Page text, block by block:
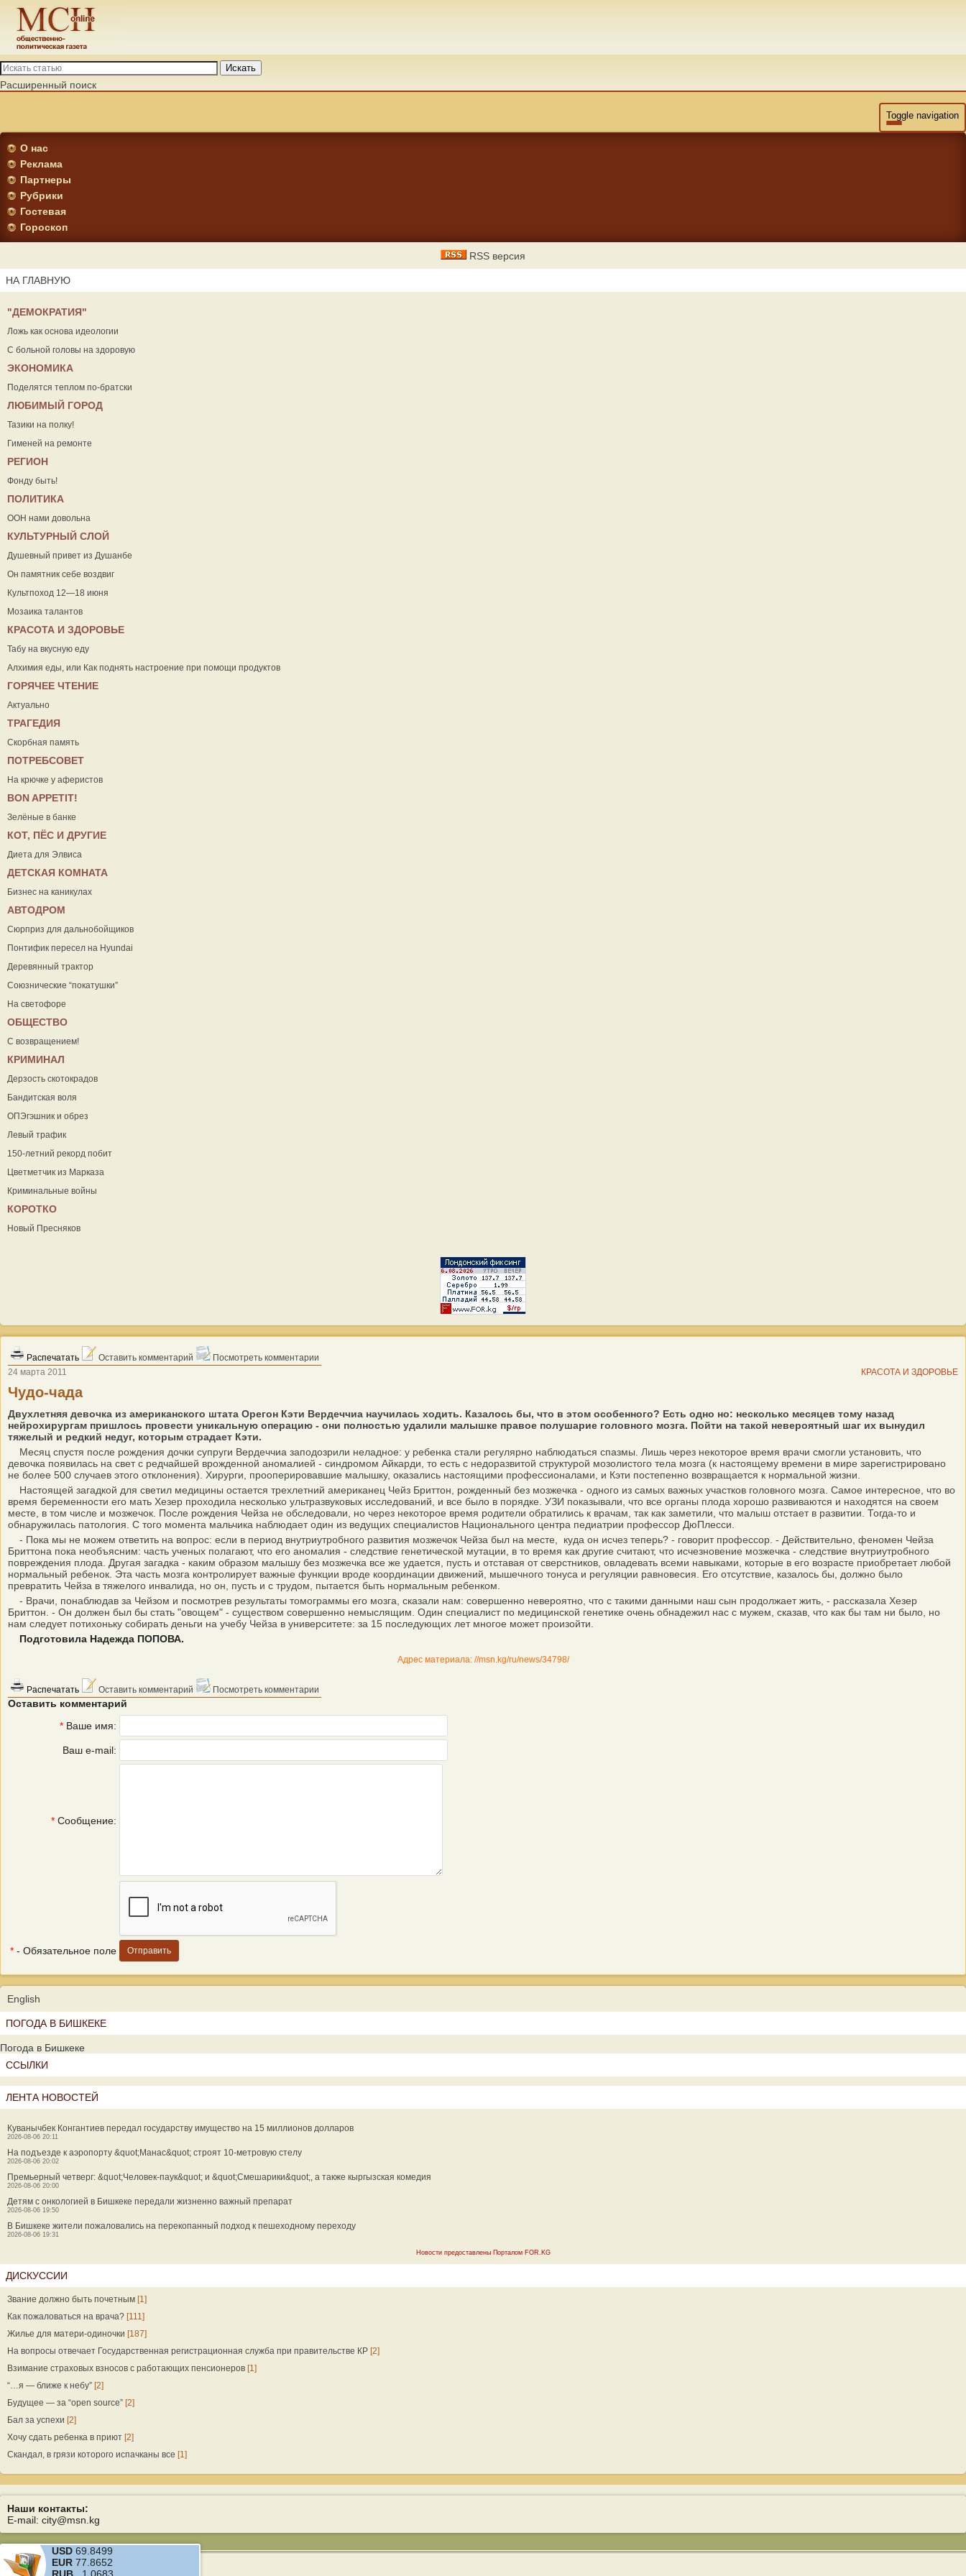
Искать
Расширенный поиск
Toggle navigation
О нас
Реклама
Партнеры
Рубрики
Гостевая
Гороскоп
RSS версия
НА ГЛАВНУЮ
"ДЕМОКРАТИЯ"
Ложь как основа идеологии
С больной головы на здоровую
ЭКОНОМИКА
Поделятся теплом по-братски
ЛЮБИМЫЙ ГОРОД
Тазики на полку!
Гименей на ремонте
РЕГИОН
Фонду быть!
ПОЛИТИКА
ООН нами довольна
КУЛЬТУРНЫЙ СЛОЙ
Душевный привет из Душанбе
Он памятник себе воздвиг
Культпоход 12—18 июня
Мозаика талантов
КРАСОТА И ЗДОРОВЬЕ
Табу на вкусную еду
Алхимия еды, или Как поднять настроение при помощи продуктов
ГОРЯЧЕЕ ЧТЕНИЕ
Актуально
ТРАГЕДИЯ
Скорбная память
ПОТРЕБСОВЕТ
На крючке у аферистов
ВON APPETIT!
Зелёные в банке
КОТ, ПЁС И ДРУГИЕ
Диета для Элвиса
ДЕТСКАЯ КОМНАТА
Бизнес на каникулах
АВТОДРОМ
Сюрприз для дальнобойщиков
Понтифик пересел на Hyundai
Деревянный трактор
Союзнические “покатушки”
На светофоре
ОБЩЕСТВО
С возвращением!
КРИМИНАЛ
Дерзость скотокрадов
Бандитская воля
ОПЭгэшник и обрез
Левый трафик
150-летний рекорд побит
Цветметчик из Марказа
Криминальные войны
КОРОТКО
Новый Пресняков
Распечатать Оставить комментарий
Посмотреть комментарии
24 марта 2011
КРАСОТА И ЗДОРОВЬЕ
Чудо-чада
Двухлетняя девочка из американского штата Орегон Кэти Вердеччиа научилась ходить. Казалось бы, что в этом особенного? Есть одно но: несколько месяцев тому назад
нейрохирургам пришлось провести уникальную операцию - они полностью удалили малышке правое полушарие головного мозга. Пойти на такой невероятный шаг их вынудил
тяжелый и редкий недуг, которым страдает Кэти.
Месяц спустя после рождения дочки супруги Вердеччиа заподозрили неладное: у ребенка стали регулярно наблюдаться спазмы. Лишь через некоторое время врачи смогли установить, что
девочка появилась на свет с редчайшей врожденной аномалией - синдромом Айкарди, то есть с недоразвитой структурой мозолистого тела мозга (к настоящему времени в мире зарегистрировано
не более 500 случаев этого отклонения). Хирурги, прооперировавшие малышку, оказались настоящими профессионалами, и Кэти постепенно возвращается к нормальной жизни.
Настоящей загадкой для светил медицины остается трехлетний американец Чейз Бриттон, рожденный без мозжечка - одного из самых важных участков головного мозга. Самое интересное, что во
время беременности его мать Хезер проходила несколько ультразвуковых исследований, и все было в порядке. УЗИ показывали, что все органы плода хорошо развиваются и находятся на своем
месте, в том числе и мозжечок. После рождения Чейза не обследовали, но через некоторое время родители обратились к врачам, так как заметили, что малыш отстает в развитии. Тогда-то и
обнаружилась патология. С того момента мальчика наблюдает один из ведущих специалистов Национального центра педиатрии профессор ДюПлесси.
- Пока мы не можем ответить на вопрос: если в период внутриутробного развития мозжечок Чейза был на месте, куда он исчез теперь? - говорит профессор. - Действительно, феномен Чейза
Бриттона пока необъясним: часть ученых полагают, что его аномалия - следствие генетической мутации, в то время как другие считают, что исчезновение мозжечка - следствие внутриутробного
повреждения плода. Другая загадка - каким образом малышу без мозжечка все же удается, пусть и отставая от сверстников, овладевать всеми навыками, которые в его возрасте приобретает любой
нормальный ребенок. Эта часть мозга контролирует важные функции вроде координации движений, мышечного тонуса и регуляции равновесия. Его отсутствие, казалось бы, должно было
превратить Чейза в тяжелого инвалида, но он, пусть и с трудом, пытается быть нормальным ребенком.
- Врачи, понаблюдав за Чейзом и посмотрев результаты томограммы его мозга, сказали нам: совершенно невероятно, что с такими данными наш сын продолжает жить, - рассказала Хезер
Бриттон. - Он должен был бы стать "овощем" - существом совершенно немыслящим. Один специалист по медицинской генетике очень обнадежил нас с мужем, сказав, что как бы там ни было, но
нам следует потихоньку собирать деньги на учебу Чейза в университете: за 15 последующих лет многое может произойти.
Подготовила Надежда ПОПОВА.
Адрес материала: //msn.kg/ru/news/34798/
Распечатать Оставить комментарий Посмотреть комментарии
Оставить комментарий
* Ваше имя:
Ваш e-mail:
* Сообщение:
* - Обязательное поле
English
ПОГОДА В БИШКЕКЕ
Погода в Бишкеке
ССЫЛКИ
ЛЕНТА НОВОСТЕЙ
Куванычбек Конгантиев передал государству имущество на 15 миллионов долларов
2026-08-06 20:11
На подъезде к аэропорту &quot;Манас&quot; строят 10-метровую стелу
2026-08-06 20:02
Премьерный четверг: &quot;Человек-паук&quot; и &quot;Смешарики&quot;, а также кыргызская комедия
2026-08-06 20:00
Детям с онкологией в Бишкеке передали жизненно важный препарат
2026-08-06 19:50
В Бишкеке жители пожаловались на перекопанный подход к пешеходному переходу
2026-08-06 19:31
Новости предоставлены Порталом FOR.KG
ДИСКУССИИ
Звание должно быть почетным [1]
Как пожаловаться на врача? [111]
Жилье для матери-одиночки [187]
На вопросы отвечает Государственная регистрационная служба при правительстве КР [2]
Взимание страховых взносов с работающих пенсионеров [1]
“…я — ближе к небу” [2]
Будущее — за “open source” [2]
Бал за успехи [2]
Хочу сдать ребенка в приют [2]
Скандал, в грязи которого испачканы все [1]
Наши контакты:
E-mail: city@msn.kg
USD 69.8499
EUR 77.8652